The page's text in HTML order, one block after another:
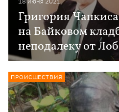
Григория
на Байковом
неподалеку от
ПРОИСШЕСТВИЯ